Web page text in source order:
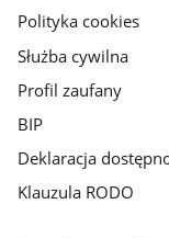
Polityka cookies
Służba cywilna
Profil zaufany
BIP
Deklaracja
Klauzula RODO